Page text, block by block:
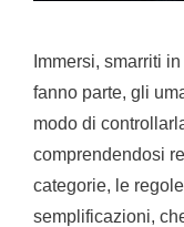
Immersi, smarriti
fanno parte, gli
modo di
comprendendosi
categorie, le
semplificazioni,